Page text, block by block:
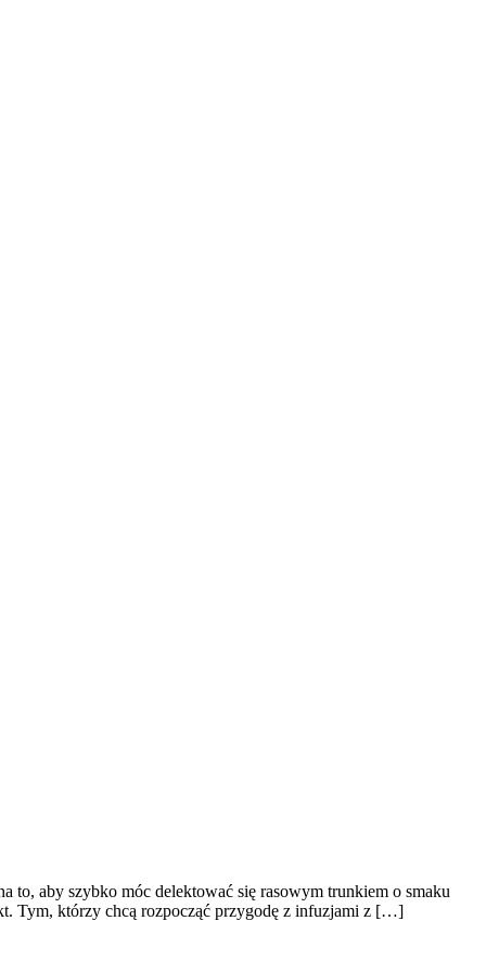
to, aby szybko móc delektować się rasowym trunkiem o smaku
Tym, którzy chcą rozpocząć przygodę z infuzjami z […]